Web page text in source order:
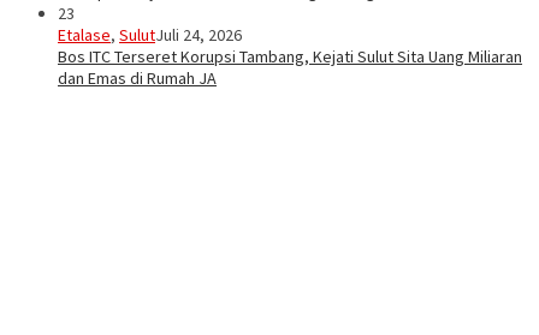
23
Etalase, SulutJuli 24, 2026
Bos ITC Terseret Korupsi Tambang, Kejati Sulut Sita Uang Miliaran
dan Emas di Rumah JA